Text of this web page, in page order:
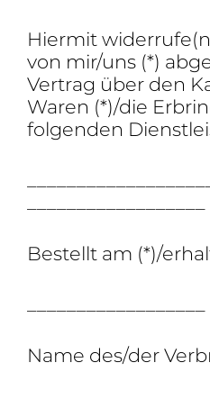
Hiermit
von mir/uns (*)
Vertrag über den
Waren (*)/die
folgenden
Bestellt am (*)/
Name des/der